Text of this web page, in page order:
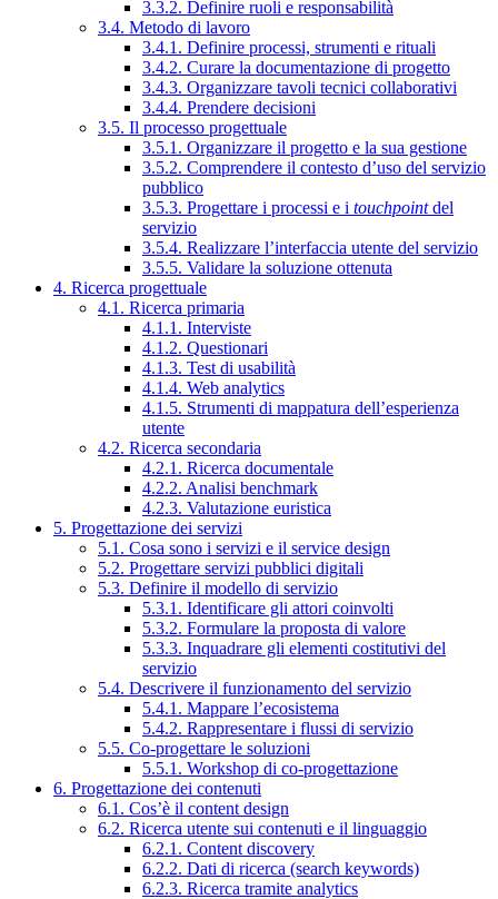
3.3.2. Definire ruoli e responsabilità
3.4. Metodo di lavoro
3.4.1. Definire processi, strumenti e rituali
3.4.2. Curare la documentazione di progetto
3.4.3. Organizzare tavoli tecnici collaborativi
3.4.4. Prendere decisioni
3.5. Il processo progettuale
3.5.1. Organizzare il progetto e la sua gestione
3.5.2. Comprendere il contesto d’uso del servizio
pubblico
3.5.3. Progettare i processi e i touchpointdel
servizio
3.5.4. Realizzare l’interfaccia utente del servizio
3.5.5. Validare la soluzione ottenuta
4. Ricerca progettuale
4.1. Ricerca primaria
4.1.1. Interviste
4.1.2. Questionari
4.1.3. Test di usabilità
4.1.4. Web analytics
4.1.5. Strumenti di mappatura dell’esperienza
utente
4.2. Ricerca secondaria
4.2.1. Ricerca documentale
4.2.2. Analisi benchmark
4.2.3. Valutazione euristica
5. Progettazione dei servizi
5.1. Cosa sono i servizi e il service design
5.2. Progettare servizi pubblici digitali
5.3. Definire il modello di servizio
5.3.1. Identificare gli attori coinvolti
5.3.2. Formulare la proposta di valore
5.3.3. Inquadrare gli elementi costitutivi del
servizio
5.4. Descrivere il funzionamento del servizio
5.4.1. Mappare l’ecosistema
5.4.2. Rappresentare i flussi di servizio
5.5. Co-progettare le soluzioni
5.5.1. Workshop di co-progettazione
6. Progettazione dei contenuti
6.1. Cos’è il content design
6.2. Ricerca utente sui contenuti e il linguaggio
6.2.1. Content discovery
6.2.2. Dati di ricerca (search keywords)
6.2.3. Ricerca tramite analytics